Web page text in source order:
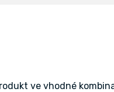
ve vhodné